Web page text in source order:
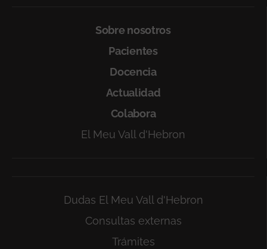
Sobre nosotros
Pacientes
Docencia
Actualidad
Colabora
El Meu Vall d'Hebron
Dudas El Meu Vall d'Hebron
Consultas externas
Trámites